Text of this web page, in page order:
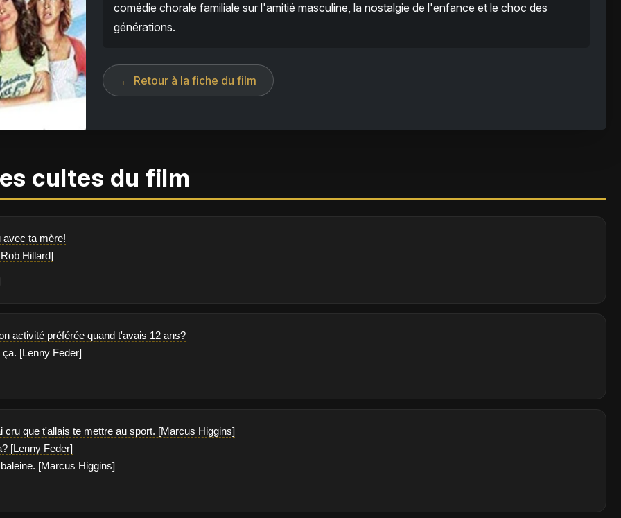
comédie chorale familiale sur l'amitié masculine, la nostalgie de l'enfance et le choc des
générations.
← Retour à la fiche du film
cultes du film
avec ta mère!
Hillard]
activité préférée quand t'avais 12 ans?
[Lenny Feder]
cru que t'allais te mettre au sport. [Marcus Higgins]
[Lenny Feder]
[Marcus Higgins]